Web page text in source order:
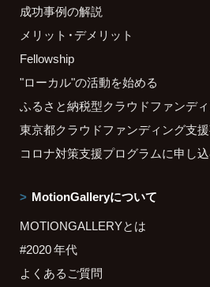
成功事例の解説
メリット・デメリット
Fellowship
"ローカル"の活動を始める
ふるさと納税型クラウドファンデ
東京都クラウドファンディング支
コロナ対策支援プログラムに申し
MotionGalleryについて
MOTIONGALLERYとは
#2020 年代
よくあるご質問